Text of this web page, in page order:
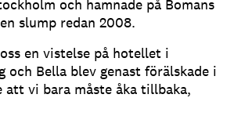
och hamnade på Bomans
slump redan 2008.
en vistelse på hotellet i
och Bella blev genast förälskade i
att vi bara måste åka tillbaka,